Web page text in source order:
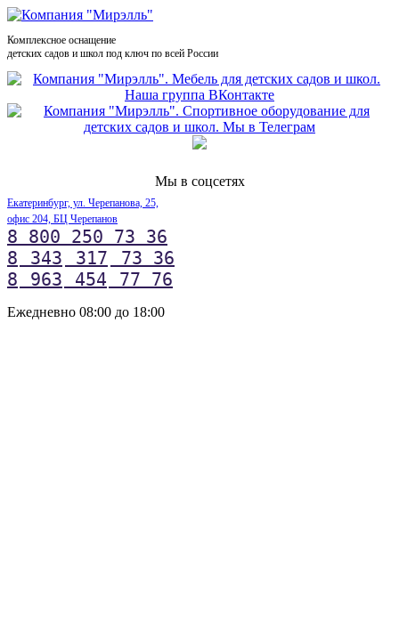
Комплексное оснащение
детских садов и школ под ключ по всей России
Мы в соцсетях
Екатеринбург, ул. Черепанова, 25,
офис 204, БЦ Черепанов
8 800 250 73 36
8
343 317
73 36
8
963 454 77 76
Ежедневно 08:00 до 18:00